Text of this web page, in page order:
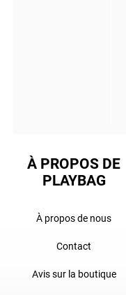
À PROPOS DE
PLAYBAG
À propos de nous
Contact
Avis sur la boutique